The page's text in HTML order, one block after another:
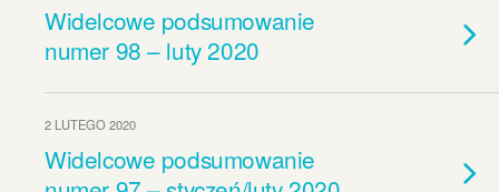
Widelcowe podsumowanie
numer 98 – luty 2020
2 LUTEGO 2020
Widelcowe podsumowanie